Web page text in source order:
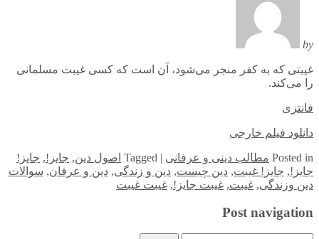
by
غیبتی که به کفر منجر می‌شود، آن است که کسی غیبت مسلمانی
را می‌کند.
فانتزی
دانلود فیلم خارجی
Posted in مطالب دینی و عرفانی |
Tagged اصول دین, جایز!, جایز!
جایز!, جایز! غیبت, دین چیست, دین و زندگی, دین و عرفان, سوالات
دین وزندگی, غیبت, غیبت جایز!, غیبت غیبت
Post navigation